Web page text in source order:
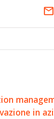
email
in